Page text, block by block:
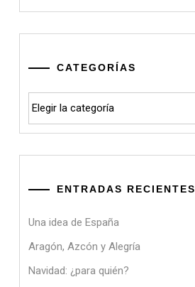
CATEGORÍAS
ENTRADAS RECIENTES
Una idea de España
Aragón, Azcón y Alegría
Navidad: ¿para quién?